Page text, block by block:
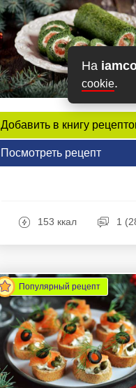
На
cookie.
Добавить в книгу
Посмотреть рецепт
153 ккал 1
Популярный рецепт